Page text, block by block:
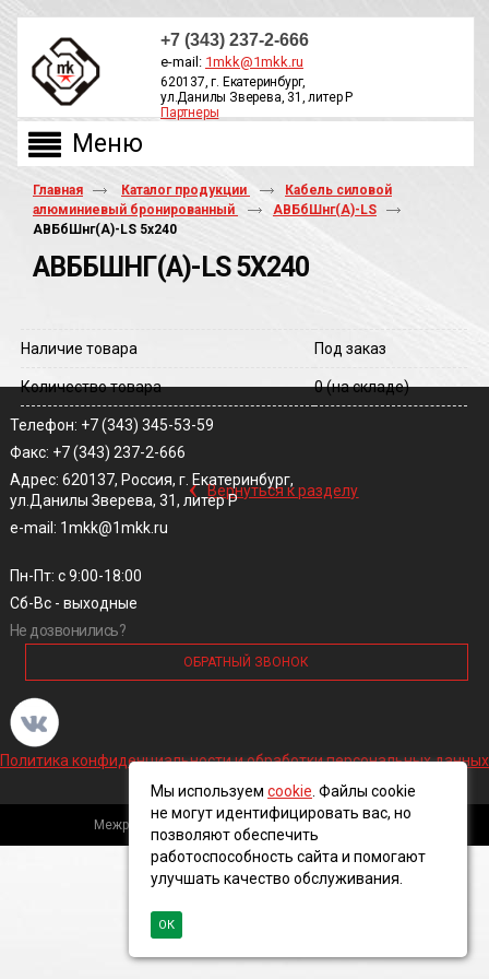
+7 (343) 237-2-666
e-mail: 1mkk@1mkk.ru
620137, г. Екатеринбург,
ул.Данилы Зверева, 31, литер Р
Партнеры
Главная Каталог продукции
Кабель силовой
алюминиевый бронированный
АВБбШнг(А)-LS
АВБбШнг(A)-LS 5х240
АВББШНГ(A)-LS 5Х240
Наличие товара Под заказ
Количество товара 0(на складе)
‹ Вернуться к разделу
Телефон: +7 (343) 345-53-59
Факс: +7 (343) 237-2-666
Адрес: 620137, Россия, г. Екатеринбург,
ул.Данилы Зверева, 31, литер Р
e-mail: 1mkk@1mkk.ru
Пн-Пт: с 9:00-18:00
Сб-Вс - выходные
Не дозвонились?
ОБРАТНЫЙ ЗВОНОК
Политика конфиденциальности и обработки персональных данных
Межрегиональная кабельная компания, 2016 ©
Мы используем cookie . Файлы cookie
не могут идентифицировать вас, но
позволяют обеспечить
работоспособность сайта и помогают
улучшать качество обслуживания.
ОК